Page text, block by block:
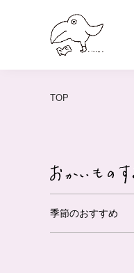
TOP
季節のおすすめ